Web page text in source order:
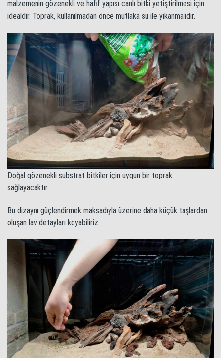
malzemenin gözenekli ve hafif yapısı canlı bitki yetiştirilmesi için
idealdir. Toprak, kullanılmadan önce mutlaka su ile yıkanmalıdır.
Doğal gözenekli substrat bitkiler için uygun bir toprak
sağlayacaktır
Bu dizaynı güçlendirmek maksadıyla üzerine daha küçük taşlardan
oluşan lav detayları koyabiliriz.